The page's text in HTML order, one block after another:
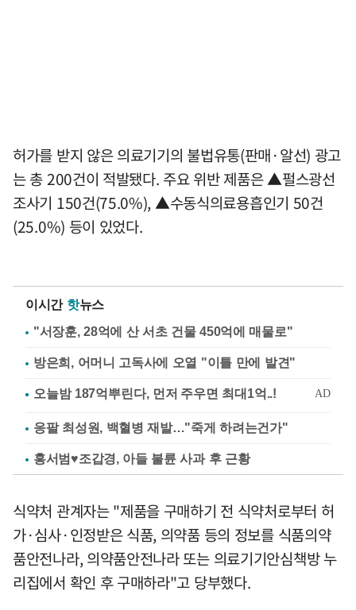
허가를 받지 않은 의료기기의 불법유통(판매·알선) 광고
는 총 200건이 적발됐다. 주요 위반 제품은 ▲펄스광선
조사기 150건(75.0%), ▲수동식의료용흡인기 50건
(25.0%) 등이 있었다.
이시간 핫뉴스
"서장훈, 28억에 산 서초 건물 450억에 매물로"
방은희, 어머니 고독사에 오열 "이틀 만에 발견"
응팔 최성원, 백혈병 재발…"죽게 하려는건가"
홍서범♥조갑경, 아들 불륜 사과 후 근황
식약처 관계자는 "제품을 구매하기 전 식약처로부터 허
가·심사·인정받은 식품, 의약품 등의 정보를 식품의약
품안전나라, 의약품안전나라 또는 의료기기안심책방 누
리집에서 확인 후 구매하라"고 당부했다.